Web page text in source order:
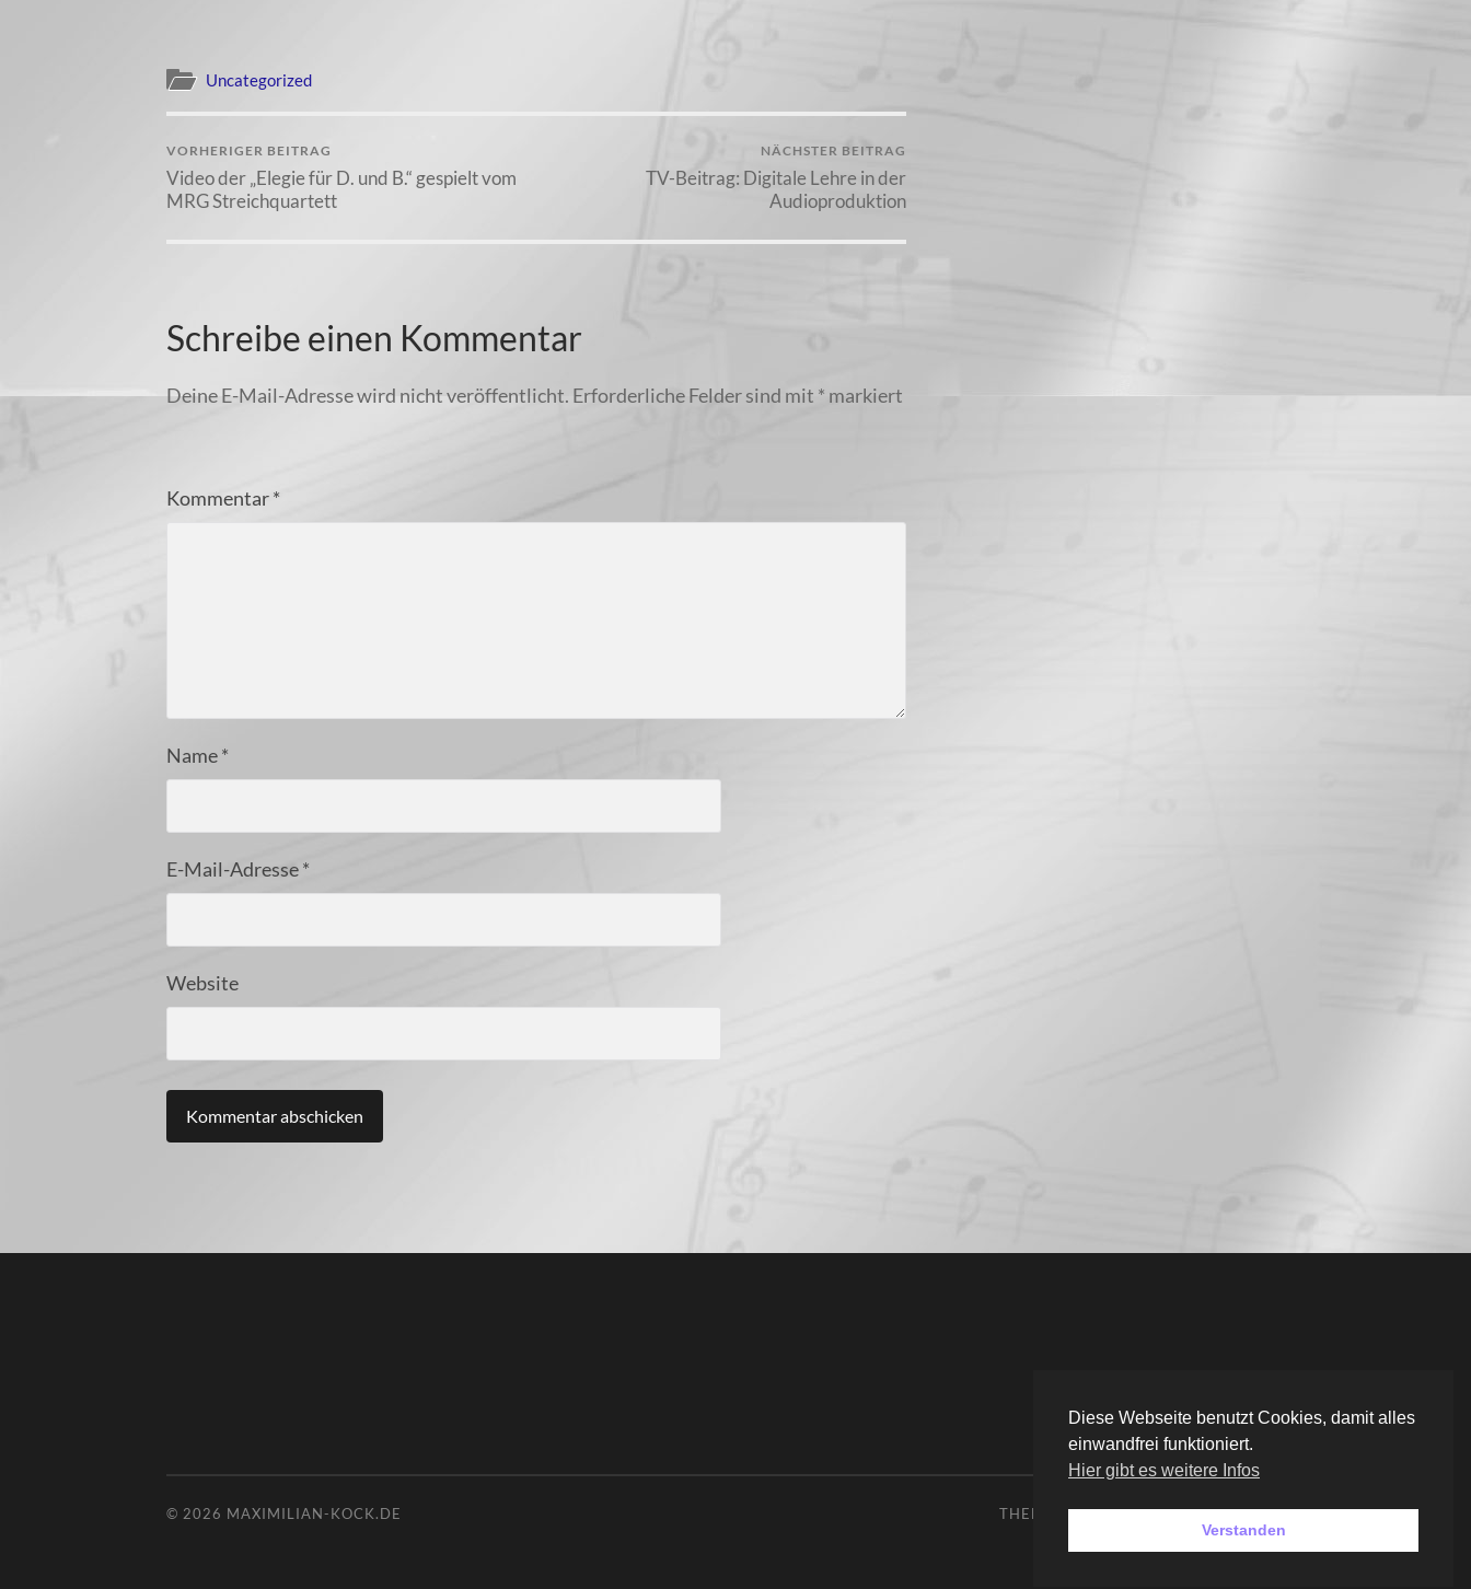
Uncategorized
VORHERIGER BEITRAG
Video der „Elegie für D. und B.“ gespielt vom
MRG Streichquartett
NÄCHSTER BEITRAG
TV-Beitrag: Digitale Lehre in der
Audioproduktion
Schreibe einen Kommentar
Deine E-Mail-Adresse wird nicht veröffentlicht. Erforderliche Felder sind mit * markiert
Kommentar*
Name*
E-Mail-Adresse*
Website
© 2026 MAXIMILIAN-KOCK.DE THEME VONANDERS NORÉN—HOCH ↑
Diese Webseite benutzt Cookies, damit alles
einwandfrei funktioniert.
Hier gibt es weitere Infos
Verstanden